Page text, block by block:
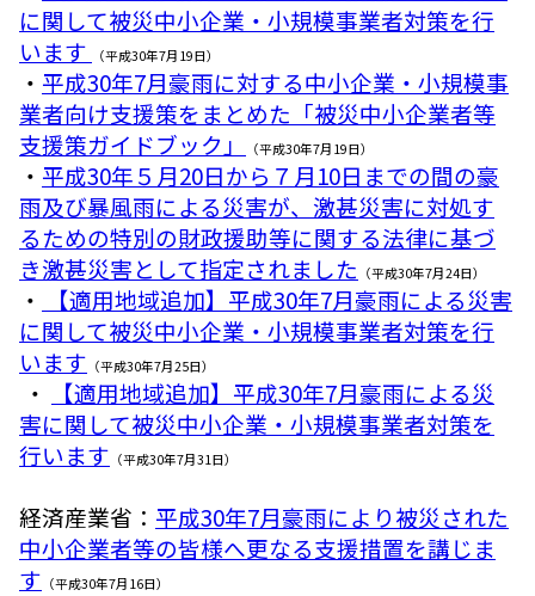
に関して被災中小企業・小規模事業者対策を行
います
（平成30年7月19日）
・ 平成30年7月豪雨に対する中小企業・小規模事
業者向け支援策をまとめた「被災中小企業者等
支援策ガイドブック」
（平成30年7月19日）
・ 平成30年５月20日から７月10日までの間の豪
雨及び暴風雨による災害が、激甚災害に対処す
るための特別の財政援助等に関する法律に基づ
き激甚災害として指定されました （平成30年7月24日）
・
【適用地域追加】平成30年7月豪雨による災害
に関して被災中小企業・小規模事業者対策を行
います （平成30年7月25日）
・
【適用地域追加】平成30年7月豪雨による災
害に関して被災中小企業・小規模事業者対策を
行います （平成30年7月31日）
経済産業省： 平成30年7月豪雨により被災された
中小企業者等の皆様へ更なる支援措置を講じま
す （平成30年7月16日）